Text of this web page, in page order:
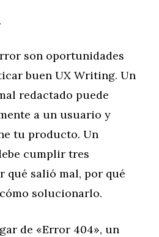
son oportunidades
buen UX Writing. Un
redactado puede
a un usuario y
tu producto. Un
cumplir tres
qué salió mal, por qué
solucionarlo.
de «Error 404», un